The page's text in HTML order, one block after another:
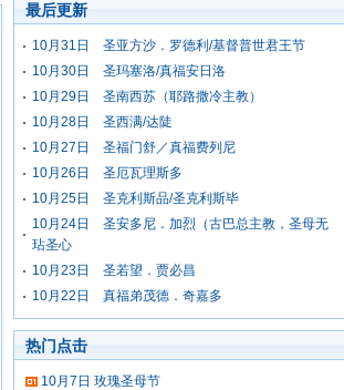
最后更新
10月31日 圣亚方沙．罗德利/基督普世君王节
10月30日 圣玛塞洛/真福安日洛
10月29日 圣南西苏（耶路撒冷主教）
10月28日 圣西满/达陡
10月27日 圣福门舒／真福费列尼
10月26日 圣厄瓦理斯多
10月25日 圣克利斯品/圣克利斯毕
10月24日 圣安多尼．加烈（古巴总主教，圣母无
玷圣心
10月23日 圣若望．贾必昌
10月22日 真福弟茂德．奇嘉多
热门点击
10月7日 玫瑰圣母节